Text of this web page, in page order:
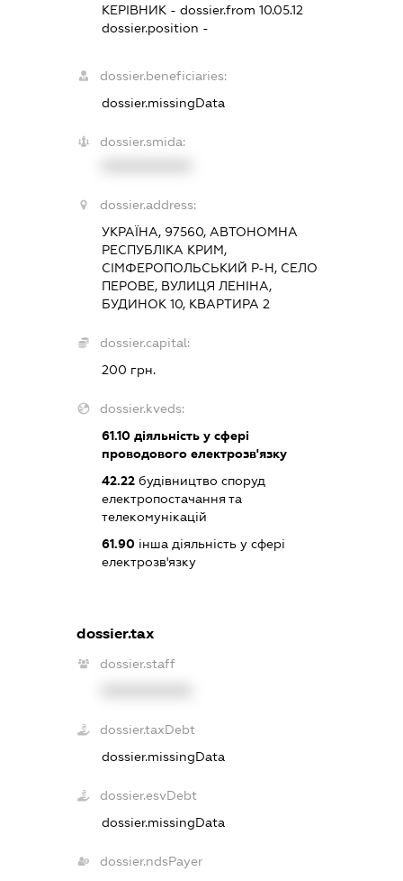
КЕРІВНИК - dossier.from 10.05.12
dossier.position -
dossier.beneficiaries:
dossier.missingData
dossier.smida:
dossier.address:
УКРАЇНА, 97560, АВТОНОМНА
РЕСПУБЛІКА КРИМ,
СІМФЕРОПОЛЬСЬКИЙ Р-Н, СЕЛО
ПЕРОВЕ, ВУЛИЦЯ ЛЕНІНА,
БУДИНОК 10, КВАРТИРА 2
dossier.capital:
200 грн.
dossier.kveds:
61.10 діяльність у сфері
проводового електрозв'язку
42.22 будівництво споруд
електропостачання та
телекомунікацій
61.90 інша діяльність у сфері
електрозв'язку
dossier.tax
dossier.staff
dossier.taxDebt
dossier.missingData
dossier.esvDebt
dossier.missingData
dossier.ndsPayer